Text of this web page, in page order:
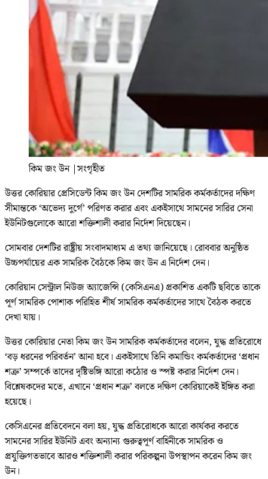
কিম জং উন |সংগৃহীত
উত্তর কোরিয়ার প্রেসিডেন্ট কিম জং উন দেশটির সামরিক কর্মকর্তাদের দক্ষিণ
সীমান্তকে ‘অভেদ্য দুর্গে’ পরিণত করার এবং একইসাথে সামনের সারির সেনা
ইউনিটগুলোকে আরো শক্তিশালী করার নির্দেশ দিয়েছেন।
সোমবার দেশটির রাষ্ট্রীয় সংবাদমাধ্যম এ তথ্য জানিয়েছে। রোববার অনুষ্ঠিত
উচ্চপর্যায়ের এক সামরিক বৈঠকে কিম জং উন এ নির্দেশ দেন।
কোরিয়ান সেন্ট্রাল নিউজ অ্যাজেন্সি (কেসিএনএ) প্রকাশিত একটি ছবিতে তাকে
পূর্ণ সামরিক পোশাক পরিহিত শীর্ষ সামরিক কর্মকর্তাদের সাথে বৈঠক করতে
দেখা যায়।
উত্তর কোরিয়ার নেতা কিম জং উন সামরিক কর্মকর্তাদের বলেন, যুদ্ধ প্রতিরোধে
‘বড় ধরনের পরিবর্তন’ আনা হবে। একইসাথে তিনি কমান্ডিং কর্মকর্তাদের ‘প্রধান
শত্রু’ সম্পর্কে তাদের দৃষ্টিভঙ্গি আরো কঠোর ও স্পষ্ট করার নির্দেশ দেন।
বিশ্লেষকদের মতে, এখানে ‘প্রধান শত্রু’ বলতে দক্ষিণ কোরিয়াকেই ইঙ্গিত করা
হয়েছে।
কেসিএনের প্রতিবেদনে বলা হয়, যুদ্ধ প্রতিরোধকে আরো কার্যকর করতে
সামনের সারির ইউনিট এবং অন্যান্য গুরুত্বপূর্ণ বাহিনীকে সামরিক ও
প্রযুক্তিগতভাবে আরও শক্তিশালী করার পরিকল্পনা উপস্থাপন করেন কিম জং
উন।